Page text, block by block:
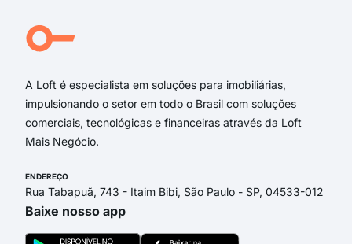
A Loft é especialista em soluções para imobiliárias,
impulsionando o setor em todo o Brasil com soluções
comerciais, tecnológicas e financeiras através da Loft
Mais Negócio.
ENDEREÇO
Rua Tabapuã, 743 - Itaim Bibi, São Paulo - SP, 04533-012
Baixe nosso app